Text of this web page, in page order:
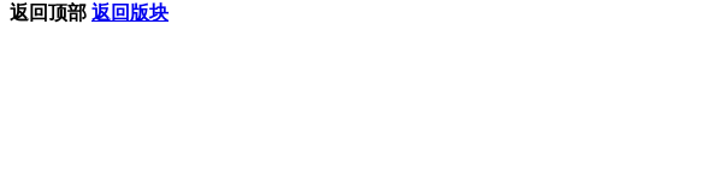
返回顶部 返回版块